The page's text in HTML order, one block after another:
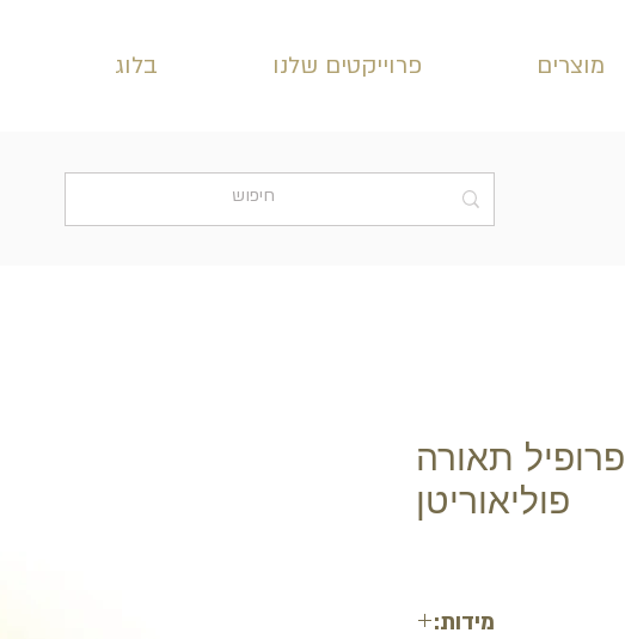
מוצרים פרוייקטים שלנו בלוג
C328 פרופיל תאורה
פוליאוריטן
מידות: